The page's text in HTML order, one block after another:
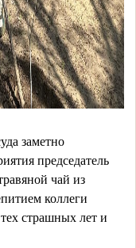
заметно
председатель
чай из
коллеги
страшных лет и